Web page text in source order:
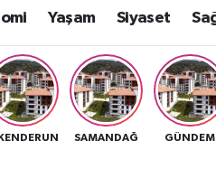
Yaşam Siyaset
SAMANDAĞ GÜNDEM
ve Fikstür